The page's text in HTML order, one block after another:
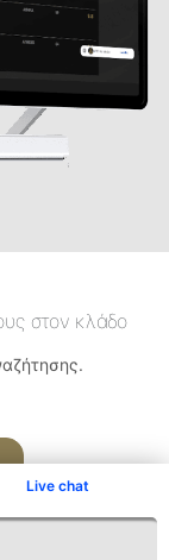
Live chat
στον κλάδο